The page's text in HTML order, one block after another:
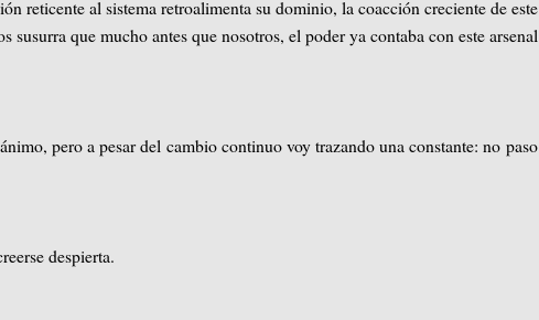
reticente al sistema retroalimenta su dominio, la coacción creciente de este
susurra que mucho antes que nosotros, el poder ya contaba con este arsenal
pero a pesar del cambio continuo voy trazando una constante: no paso
despierta.